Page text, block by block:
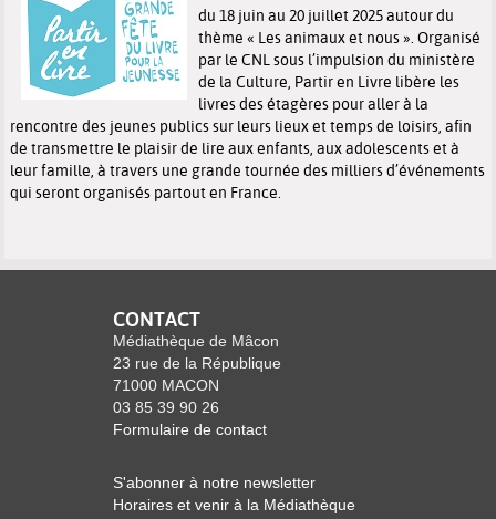
du 18 juin au 20 juillet 2025 autour du
thème « Les animaux et nous ». Organisé
par le CNL sous l’impulsion du ministère
de la Culture, Partir en Livre libère les
livres des étagères pour aller à la
rencontre des jeunes publics sur leurs lieux et temps de loisirs, afin
de transmettre le plaisir de lire aux enfants, aux adolescents et à
leur famille, à travers une grande tournée des milliers d’événements
qui seront organisés partout en France.
CONTACT
Médiathèque de Mâcon
23 rue de la République
71000 MACON
03 85 39 90 26
Formulaire de contact
S'abonner à notre newsletter
Horaires et venir à la Médiathèque